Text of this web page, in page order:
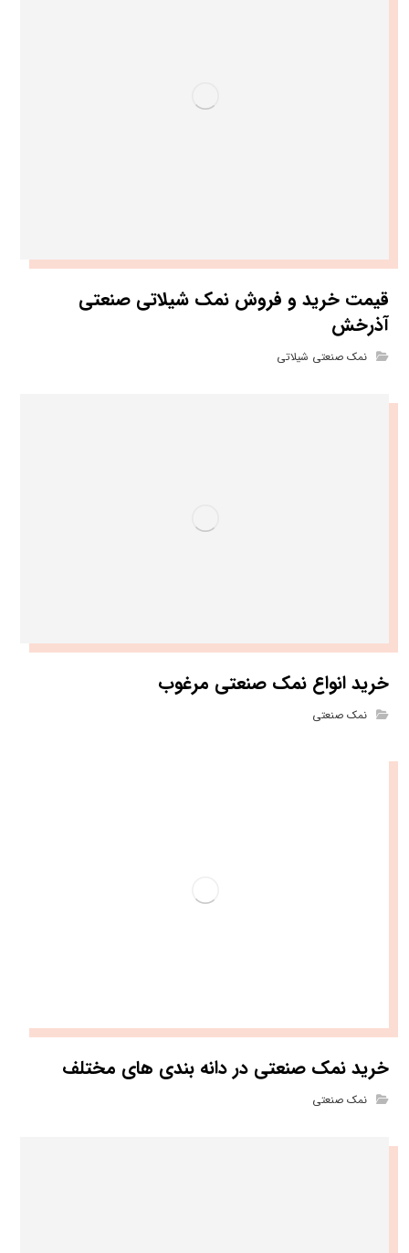
قیمت خرید و فروش نمک شیلاتی صنعتی
آذرخش
نمک صنعتی شیلاتی
خرید انواع نمک صنعتی مرغوب
نمک صنعتی
خرید نمک صنعتی در دانه بندی های مختلف
نمک صنعتی